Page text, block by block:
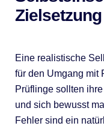
Zielsetzung
Eine realistische
für den Umgang mit
Prüflinge sollten
und sich bewusst
Fehler sind ein